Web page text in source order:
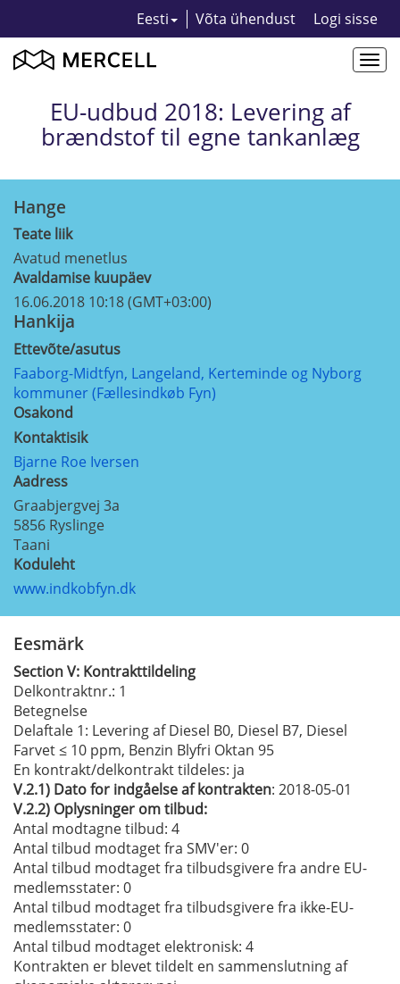
Eesti Võta ühendust Logi sisse
EU-udbud 2018: Levering af
brændstof til egne tankanlæg
Hange
Teate liik
Avatud menetlus
Avaldamise kuupäev
16.06.2018 10:18 (GMT+03:00)
Hankija
Ettevõte/asutus
Faaborg-Midtfyn, Langeland, Kerteminde og Nyborg
kommuner (Fællesindkøb Fyn)
Osakond
Kontaktisik
Bjarne Roe Iversen
Aadress
Graabjergvej 3a
5856 Ryslinge
Taani
Koduleht
www.indkobfyn.dk
Eesmärk
SectionV: Kontrakttildeling
Delkontraktnr.: 1
Betegnelse
Delaftale 1: Levering af Diesel B0, Diesel B7, Diesel
Farvet ≤ 10 ppm, Benzin Blyfri Oktan 95
En kontrakt/delkontrakt tildeles: ja
V.2.1) Dato for indgåelse af kontrakten: 2018-05-01
V.2.2) Oplysninger om tilbud:
Antal modtagne tilbud: 4
Antal tilbud modtaget fra SMV'er: 0
Antal tilbud modtaget fra tilbudsgivere fra andre EU-
medlemsstater: 0
Antal tilbud modtaget fra tilbudsgivere fra ikke-EU-
medlemsstater: 0
Antal tilbud modtaget elektronisk: 4
Kontrakten er blevet tildelt en sammenslutning af